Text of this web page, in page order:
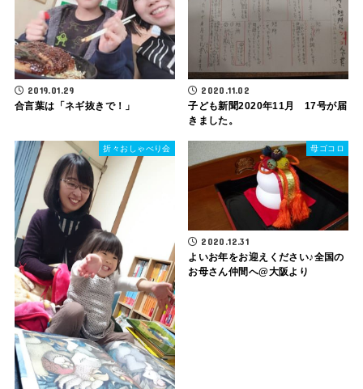
2019.01.29
合言葉は「ネギ抜きで！」
2020.11.02
子ども新聞2020年11月 17号が届
きました。
折々おしゃべり会 母ゴコロ
2020.12.31
よいお年をお迎えください♪全国の
お母さん仲間へ@大阪より